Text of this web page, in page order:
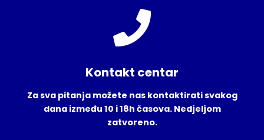
Kontakt centar
Za sva pitanja možete nas kontaktirati svakog
dana između 10 i 18h časova. Nedjeljom
zatvoreno.